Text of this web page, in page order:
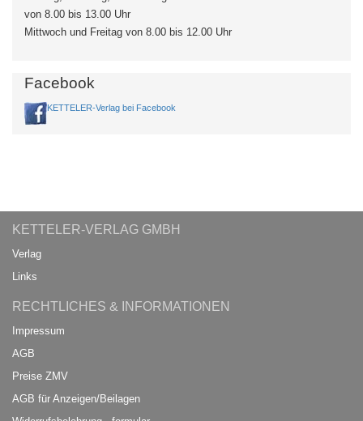
von 8.00 bis 13.00 Uhr
Mittwoch und Freitag von 8.00 bis 12.00 Uhr
Facebook
KETTELER-Verlag bei Facebook
KETTELER-VERLAG GMBH
Verlag
Links
RECHTLICHES & INFORMATIONEN
Impressum
AGB
Preise ZMV
AGB für Anzeigen/Beilagen